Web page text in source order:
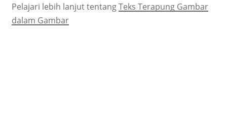
Pelajari lebih lanjut tentangTeks Terapung Gambar
dalam Gambar